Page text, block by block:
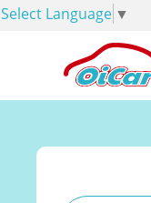
Select Language ▼